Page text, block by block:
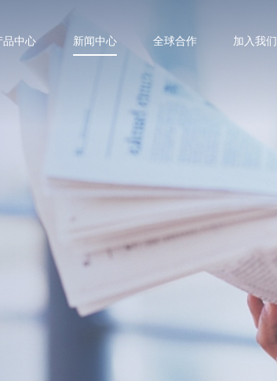
品中心 新闻中心 全球合作 加入我们